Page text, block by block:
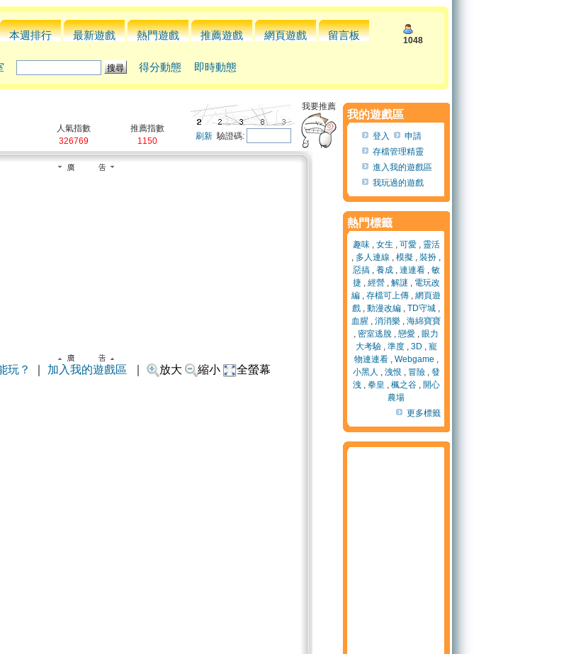
本週排行 最新遊戲 熱門遊戲 推薦遊戲 網頁遊戲 留言板 1048
得分動態 即時動態
人氣指數
326769
推薦指數
1150
刷新驗證碼:
我要推薦
玩？ 加入我的遊戲區 放大 縮小 全螢幕
我的遊戲區
登入
申請
存檔管理精靈
進入我的遊戲區
我玩過的遊戲
熱門標籤
趣味, 女生 , 可愛, 靈活
, 多人連線 , 模擬 , 裝扮 ,
惡搞, 養成, 連連看, 敏
捷, 經營, 解謎 , 電玩改
編 , 存檔可上傳 , 網頁遊
戲 , 動漫改編 , TD守城 ,
血腥 , 消消樂 , 海綿寶寶
, 密室逃脫 , 戀愛 , 眼力
大考驗, 準度, 3D , 寵
物連連看, Webgame ,
小黑人 , 洩恨 , 冒險, 發
洩, 拳皇 , 楓之谷, 開心
農場
更多標籤